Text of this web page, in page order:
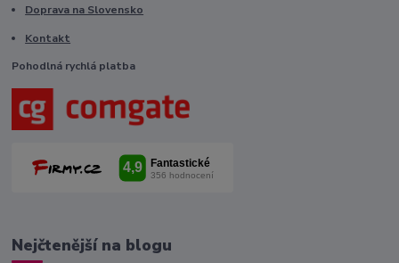
Doprava na Slovensko
Kontakt
Pohodlná rychlá platba
Nejčtenější na blogu